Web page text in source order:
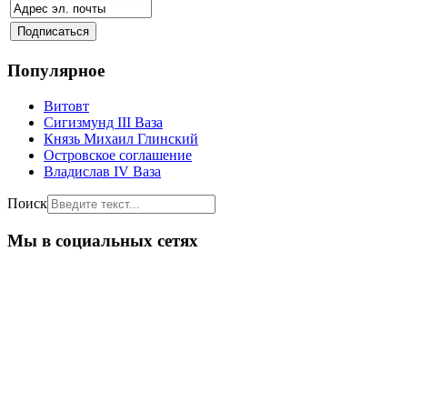
Популярное
Витовт
Сигизмунд III Ваза
Князь Михаил Глинский
Островское соглашение
Владислав IV Ваза
Поиск
Мы в социальных сетях